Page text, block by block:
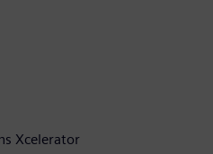
Xcelerator